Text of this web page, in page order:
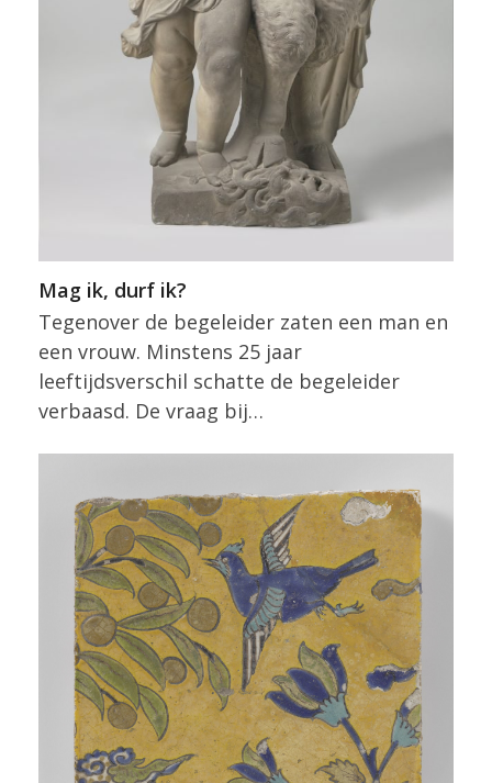
Mag ik, durf ik?
Tegenover de begeleider zaten een man en
een vrouw. Minstens 25 jaar
leeftijdsverschil schatte de begeleider
verbaasd. De vraag bij…